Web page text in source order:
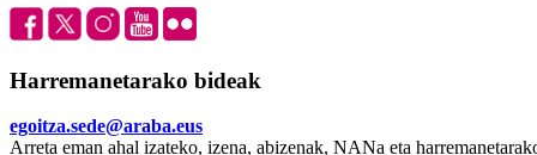
Harremanetarako bideak
egoitza.sede@araba.eus
Arreta eman ahal izateko, izena, abizenak, NANa eta